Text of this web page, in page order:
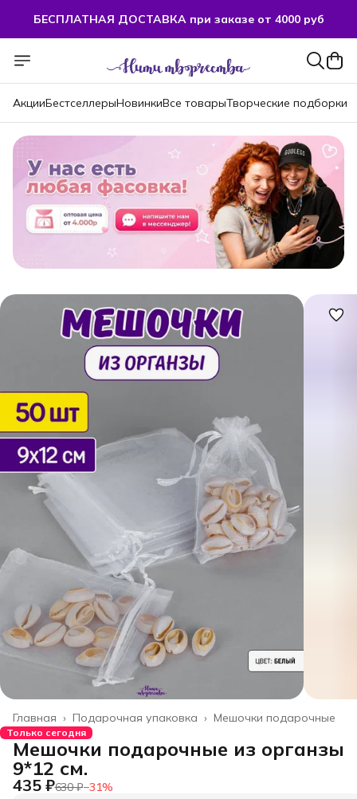
БЕСПЛАТНАЯ ДОСТАВКА при заказе от 4000 руб
БЕСПЛАТНАЯ ДОСТАВКА при заказе от 4000 руб
АкцииБестселлерыНовинкиВсе товарыТворческие подборки
Мешочки подарочные
Подарочная упаковка ›
Главная ›
Только сегодня
Мешочки подарочные из органзы
9*12 см.
435 ₽630 ₽−31%